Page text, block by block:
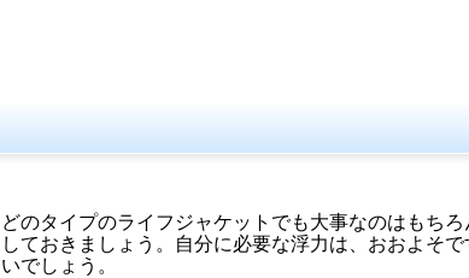
どのタイプのライフジャケットでも大事なのはもち
しておきましょう。自分に必要な浮力は、おおよそ
いでしょう。